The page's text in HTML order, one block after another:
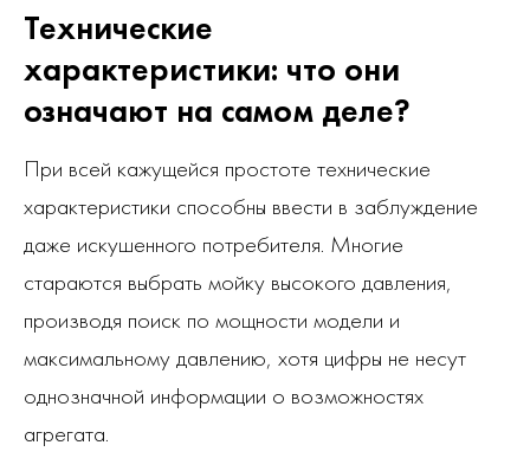
Технические
характеристики: что они
означают на самом деле?
При всей кажущейся простоте технические
характеристики способны ввести в заблуждение
даже искушенного потребителя. Многие
стараются выбрать мойку высокого давления,
производя поиск по мощности модели и
максимальному давлению, хотя цифры не несут
однозначной информации о возможностях
агрегата.